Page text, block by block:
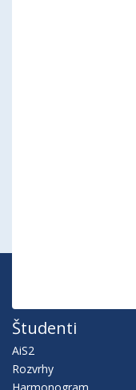
Študenti
AiS2
Rozvrhy